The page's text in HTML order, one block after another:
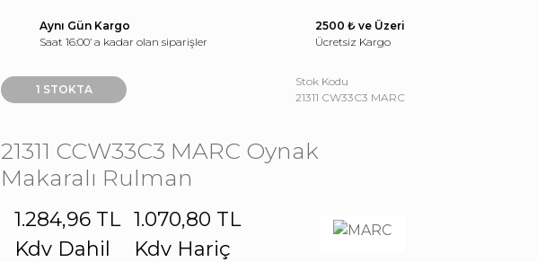
Aynı Gün Kargo
Saat 16:00’ a kadar olan siparişler
2500 ₺ ve Üzeri
Ücretsiz Kargo
1 STOKTA
Stok Kodu
21311 CW33C3 MARC
21311 CCW33C3 MARC Oynak
Makaralı Rulman
1.284,96 TL
Kdv Dahil
1.070,80 TL
Kdv Hariç